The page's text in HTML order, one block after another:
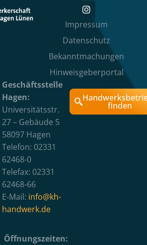
Impressum
Datenschutz
Bekanntmachungen
Hinweisgeberportal
Geschäftsstelle
Hagen:
Universitätsstr.
27 – Gebäude 5
58097 Hagen
Telefon: 02331
62468-0
Telefax: 02331
62468-66
E-Mail: info@kh-
handwerk.de
finden
Öffnungszeiten: